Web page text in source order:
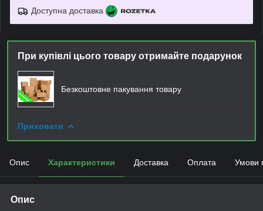
Доступна доставка
При купівлі цього товару отримайте подарунок
Безкоштовне пакування товару
Приховати
Опис Характеристики Доставка Оплата Умови
Опис